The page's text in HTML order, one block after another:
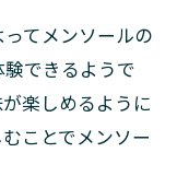
てメンソールの
できるようで
楽しめるように
ことでメンソー